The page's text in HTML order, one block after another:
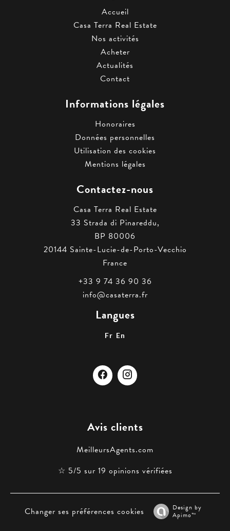
Accueil
Casa Terra Real Estate
Nos activités
Acheter
Actualités
Contact
Informations légales
Honoraires
Données personnelles
Utilisation des cookies
Mentions légales
Contactez-nous
Casa Terra Real Estate
33 Strada di Pinareddu,
BP 80006
20144 Sainte-Lucie-de-Porto-Vecchio
France
+33 9 74 36 90 36
info@casaterra.fr
Langues
Fr En
Avis clients
MeilleursAgents.com
☆ 5/5 sur 19 opinions vérifiées
Changer ses préférences cookies
Design by
Apimo™